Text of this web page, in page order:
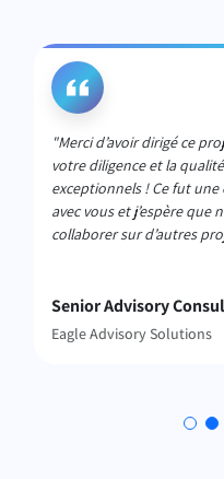
"Merci d’avoir dirigé ce
votre diligence et la
exceptionnels ! Ce fut
avec vous et j’espère que
collaborer sur d’autres
Senior Advisory
Eagle Advisory Solutions